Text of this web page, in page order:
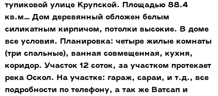
тупиковой улице Крупской. Площадью 88.4
кв.м… Дом деревянный обложен белым
силикатным кирпичом, потолки высокие. В доме
все условия. Планировка: четыре жилые комнаты
(три спальные), ванная совмещенная, кухня,
коридор. Участок 12 соток, за участком протекает
река Оскол. На участке: гараж, сараи, и т.д., все
подробности по телефону, а так же Ватсап и